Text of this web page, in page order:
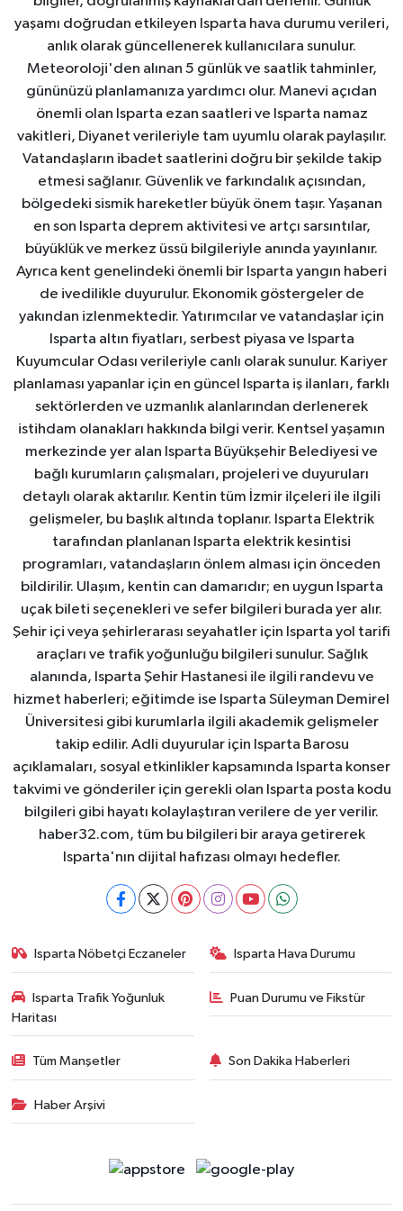
yaşamı doğrudan etkileyen Isparta hava durumu verileri,
anlık olarak güncellenerek kullanıcılara sunulur.
Meteoroloji'den alınan 5 günlük ve saatlik tahminler,
gününüzü planlamanıza yardımcı olur. Manevi açıdan
önemli olan Isparta ezan saatleri ve Isparta namaz
vakitleri, Diyanet verileriyle tam uyumlu olarak paylaşılır.
Vatandaşların ibadet saatlerini doğru bir şekilde takip
etmesi sağlanır. Güvenlik ve farkındalık açısından,
bölgedeki sismik hareketler büyük önem taşır. Yaşanan
en son Isparta deprem aktivitesi ve artçı sarsıntılar,
büyüklük ve merkez üssü bilgileriyle anında yayınlanır.
Ayrıca kent genelindeki önemli bir Isparta yangın haberi
de ivedilikle duyurulur. Ekonomik göstergeler de
yakından izlenmektedir. Yatırımcılar ve vatandaşlar için
Isparta altın fiyatları, serbest piyasa ve Isparta
Kuyumcular Odası verileriyle canlı olarak sunulur. Kariyer
planlaması yapanlar için en güncel Isparta iş ilanları, farklı
sektörlerden ve uzmanlık alanlarından derlenerek
istihdam olanakları hakkında bilgi verir. Kentsel yaşamın
merkezinde yer alan Isparta Büyükşehir Belediyesi ve
bağlı kurumların çalışmaları, projeleri ve duyuruları
detaylı olarak aktarılır. Kentin tüm İzmir ilçeleri ile ilgili
gelişmeler, bu başlık altında toplanır. Isparta Elektrik
tarafından planlanan Isparta elektrik kesintisi
programları, vatandaşların önlem alması için önceden
bildirilir. Ulaşım, kentin can damarıdır; en uygun Isparta
uçak bileti seçenekleri ve sefer bilgileri burada yer alır.
Şehir içi veya şehirlerarası seyahatler için Isparta yol tarifi
araçları ve trafik yoğunluğu bilgileri sunulur. Sağlık
alanında, Isparta Şehir Hastanesi ile ilgili randevu ve
hizmet haberleri; eğitimde ise Isparta Süleyman Demirel
Üniversitesi gibi kurumlarla ilgili akademik gelişmeler
takip edilir. Adli duyurular için Isparta Barosu
açıklamaları, sosyal etkinlikler kapsamında Isparta konser
takvimi ve gönderiler için gerekli olan Isparta posta kodu
bilgileri gibi hayatı kolaylaştıran verilere de yer verilir.
haber32.com, tüm bu bilgileri bir araya getirerek
Isparta'nın dijital hafızası olmayı hedefler.
Isparta Nöbetçi Eczaneler Isparta Hava Durumu
Isparta Trafik Yoğunluk
Haritası
Puan Durumu ve Fikstür
Tüm Manşetler Son Dakika Haberleri
Haber Arşivi